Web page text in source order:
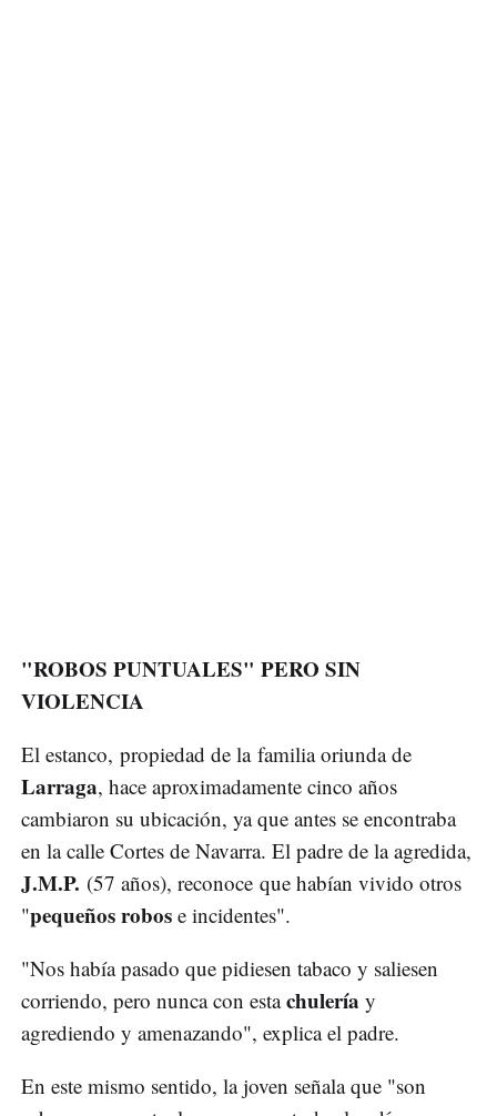
"ROBOS PUNTUALES" PERO SIN
VIOLENCIA
El estanco, propiedad de la familia oriunda de
Larraga, hace aproximadamente cinco años
cambiaron su ubicación, ya que antes se encontraba
en la calle Cortes de Navarra. El padre de la agredida,
J.M.P. (57 años), reconoce que habían vivido otros
"pequeños robos e incidentes".
"Nos había pasado que pidiesen tabaco y saliesen
corriendo, pero nunca con estachulería y
agrediendo y amenazando", explica el padre.
En este mismo sentido, la joven señala que "son